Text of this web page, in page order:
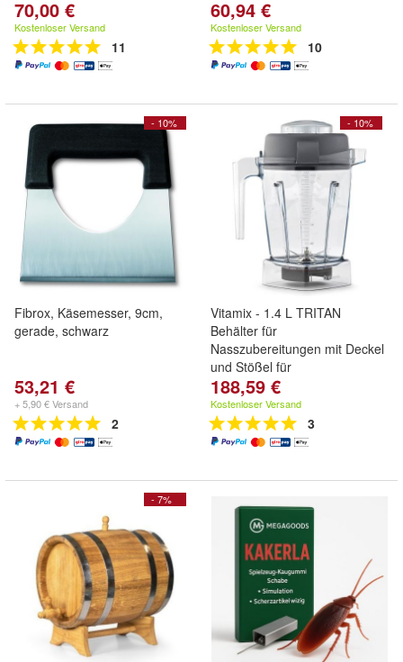
70,00 €
Kostenloser Versand
11
60,94 €
Kostenloser Versand
10
- 10%
Fibrox, Käsemesser, 9cm,
gerade, schwarz
53,21 €
+ 5,90 € Versand
2
- 10%
Vitamix - 1.4 L TRITAN
Behälter für
Nasszubereitungen mit Deckel
und Stößel für
188,59 €
Kostenloser Versand
3
- 7%